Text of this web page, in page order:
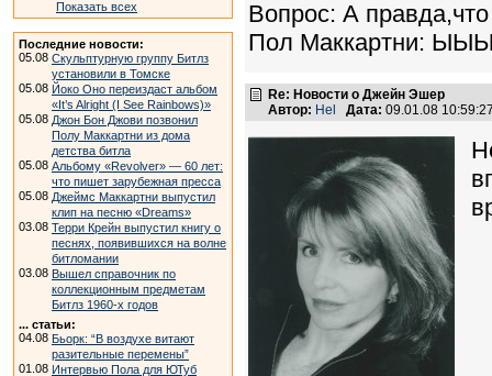
Показать всех
Последние новости:
05.08 Скульптурную группу Битлз
установили в Томске
05.08 Йоко Оно переиздаст альбом
«It’s Alright (I See Rainbows)»
05.08 Джон Бон Джови позвонил
Полу Маккартни из дома
детства битла
05.08 Альбому «Revolver» — 60 лет:
что пишет зарубежная пресса
05.08 Джеймс Маккартни выпустил
клип на песню «Dreams»
03.08 Терри Крейн выпустил книгу о
песнях, появившихся на волне
битломании
03.08 Вышел справочник по
коллекционным предметам
Битлз 1960-х годов
... статьи:
04.08 Бьорк: “В воздухе витают
разительные перемены”
01.08 Интервью Пола для ЮТуб
Вопрос: А
Пол Маккартни:
Re: Новости о Джейн Эшер
Автор: Hel Дата: 09.01.08